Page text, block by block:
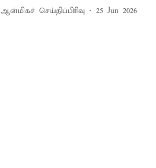
ஆன்மிகச் செய்திப்பிரிவு 25 Jun 2026